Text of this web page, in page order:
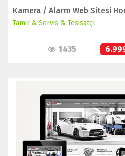
Kamera / Alarm Web Sitesi
Tamir & Servis & Tesisatçı
1435
İNCELE